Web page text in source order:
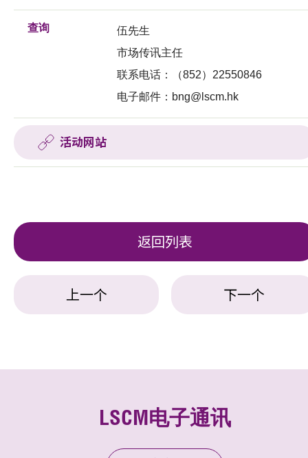
查询
伍先生
市场传讯主任
联系电话：（852）22550846
电子邮件： bng@lscm.hk
活动网站
返回列表
上一个 下一个
LSCM电子通讯